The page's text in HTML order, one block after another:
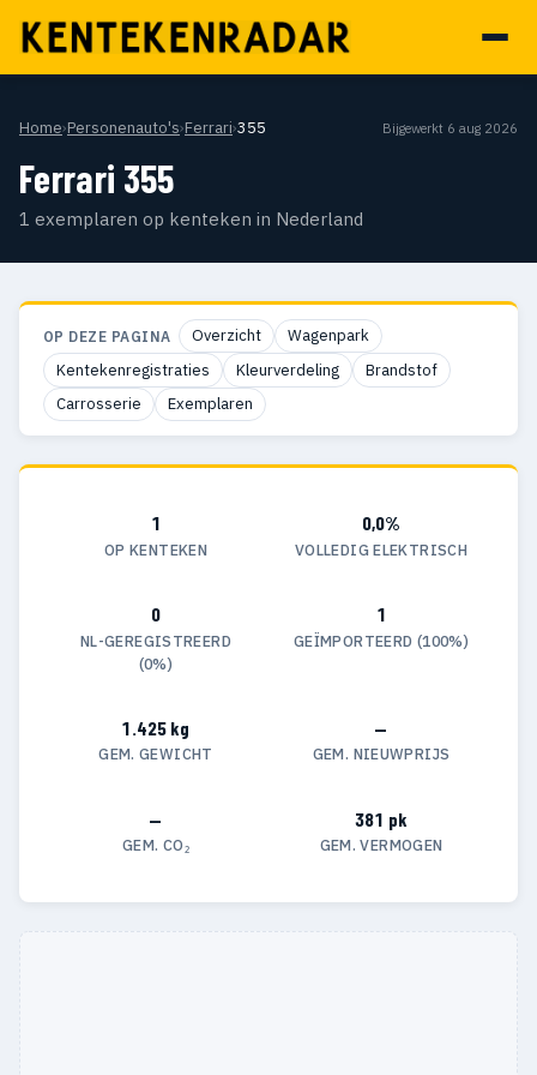
Home›Personenauto's›Ferrari›355 Bijgewerkt 6 aug 2026
Ferrari 355
1 exemplaren op kenteken in Nederland
OP DEZE PAGINA Overzicht
Wagenpark
Kentekenregistraties
Kleurverdeling
Brandstof
Carrosserie
Exemplaren
1
OP KENTEKEN
0,0%
VOLLEDIG ELEKTRISCH
0
NL-GEREGISTREERD
(0%)
1
GEÏMPORTEERD (100%)
1.425 kg
GEM. GEWICHT
—
GEM. NIEUWPRIJS
—
GEM. CO₂
381 pk
GEM. VERMOGEN